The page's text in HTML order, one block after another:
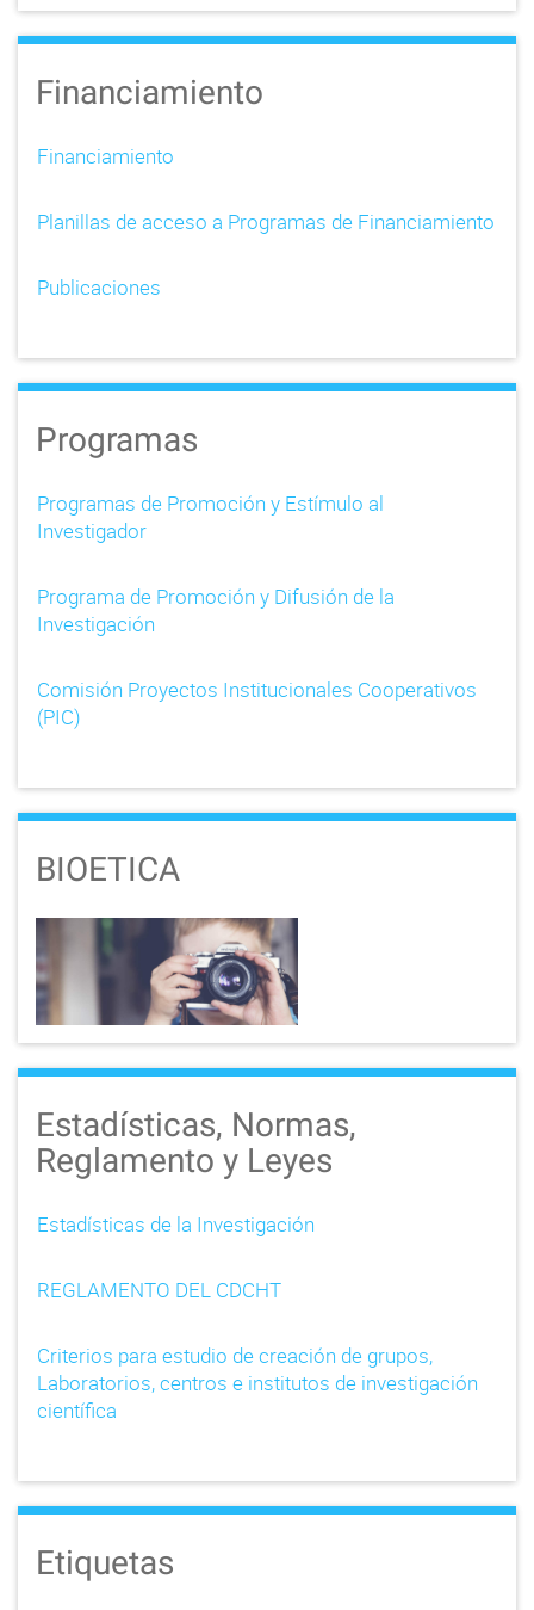
Financiamiento
Financiamiento
Planillas de acceso a Programas de Financiamiento
Publicaciones
Programas
Programas de Promoción y Estímulo al
Investigador
Programa de Promoción y Difusión de la
Investigación
Comisión Proyectos Institucionales Cooperativos
(PIC)
BIOETICA
Estadísticas, Normas,
Reglamento y Leyes
Estadísticas de la Investigación
REGLAMENTO DEL CDCHT
Criterios para estudio de creación de grupos,
Laboratorios, centros e institutos de investigación
científica
Etiquetas